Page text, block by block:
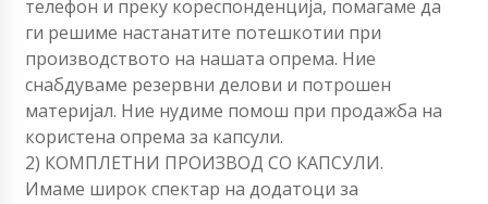
телефон и преку кореспонденција, помагаме да
ги решиме настанатите потешкотии при
производството на нашата опрема. Ние
снабдуваме резервни делови и потрошен
материјал. Ние нудиме помош при продажба на
користена опрема за капсули.
2) КОМПЛЕТНИ ПРОИЗВОД СО КАПСУЛИ.
Имаме широк спектар на додатоци за